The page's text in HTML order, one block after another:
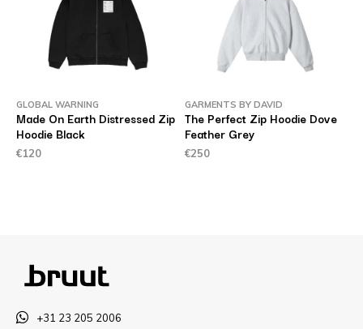
GLOBAL WARNING
Made On Earth Distressed Zip
Hoodie Black
€120
GARMENTS BY DAVID
The Perfect Zip Hoodie Dove
Feather Grey
€250
+31 23 205 2006